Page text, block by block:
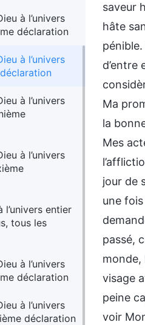
à l’univers
déclaration
à l’univers
à l’univers
à l’univers
l’univers entier
tous les
à l’univers
déclaration
à l’univers
déclaration
saveur
hâte
d’entre
Ma
la
Mes
jour de
une
passé,
monde,
visage
peine
voir